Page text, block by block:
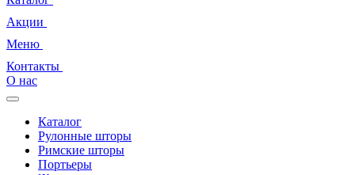
Акции
Меню
Контакты
О нас
Каталог
Рулонные шторы
Римские шторы
Портьеры